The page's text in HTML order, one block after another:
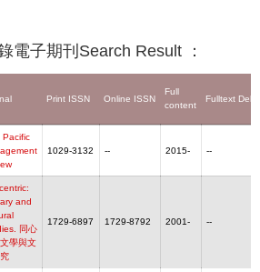
電子期刊Search Result ：
Print ISSN Online ISSN
Full
content
Fulltext
Pacific
1029-3132 -- 2015- --
and
同心
學與文
1729-6897 1729-8792 2001- --